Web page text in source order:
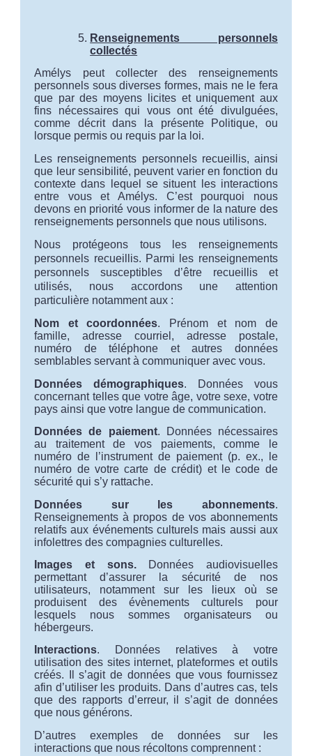
Renseignements personnels
collectés
Amélys peut collecter des renseignements
personnels sous diverses formes, mais ne le fera
que par des moyens licites et uniquement aux
fins nécessaires qui vous ont été divulguées,
comme décrit dans la présente Politique, ou
lorsque permis ou requis par la loi.
Les renseignements personnels recueillis, ainsi
que leur sensibilité, peuvent varier en fonction du
contexte dans lequel se situent les interactions
entre vous et Amélys. C’est pourquoi nous
devons en priorité vous informer de la nature des
renseignements personnels que nous utilisons.
Nous protégeons tous les renseignements
personnels recueillis. Parmi les renseignements
personnels susceptibles d’être recueillis et
utilisés, nous accordons une attention
particulière notamment aux :
Nom et coordonnées. Prénom et nom de
famille, adresse courriel, adresse postale,
numéro de téléphone et autres données
semblables servant à communiquer avec vous.
Données démographiques. Données vous
concernant telles que votre âge, votre sexe, votre
pays ainsi que votre langue de communication.
Données de paiement. Données nécessaires
au traitement de vos paiements, comme le
numéro de l’instrument de paiement (p. ex., le
numéro de votre carte de crédit) et le code de
sécurité qui s’y rattache.
Données sur les abonnements.
Renseignements à propos de vos abonnements
relatifs aux événements culturels mais aussi aux
infolettres des compagnies culturelles.
Images et sons.Données audiovisuelles
permettant d’assurer la sécurité de nos
utilisateurs, notamment sur les lieux où se
produisent des évènements culturels pour
lesquels nous sommes organisateurs ou
hébergeurs.
Interactions. Données relatives à votre
utilisation des sites internet, plateformes et outils
créés. Il s’agit de données que vous fournissez
afin d’utiliser les produits. Dans d’autres cas, tels
que des rapports d’erreur, il s’agit de données
que nous générons.
D’autres exemples de données sur les
interactions que nous récoltons comprennent :